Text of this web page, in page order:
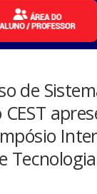
de